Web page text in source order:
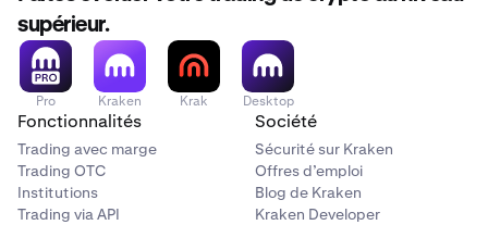
5
Répétez le processus jusqu'à ce que tous vos
portefeuilles aient été restaurés.
supérieur.
Pro Kraken Krak Desktop
Fonctionnalités
Trading avec marge
Trading OTC
Institutions
Trading via API
Société
Sécurité sur Kraken
Offres d’emploi
Blog de Kraken
Kraken Developer